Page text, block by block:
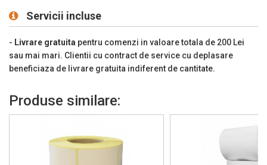
Servicii incluse
- Livrare gratuita pentru comenzi in valoare totala de 200 Lei
sau mai mari. Clientii cu contract de service cu deplasare
beneficiaza de livrare gratuita indiferent de cantitate.
Produse similare: